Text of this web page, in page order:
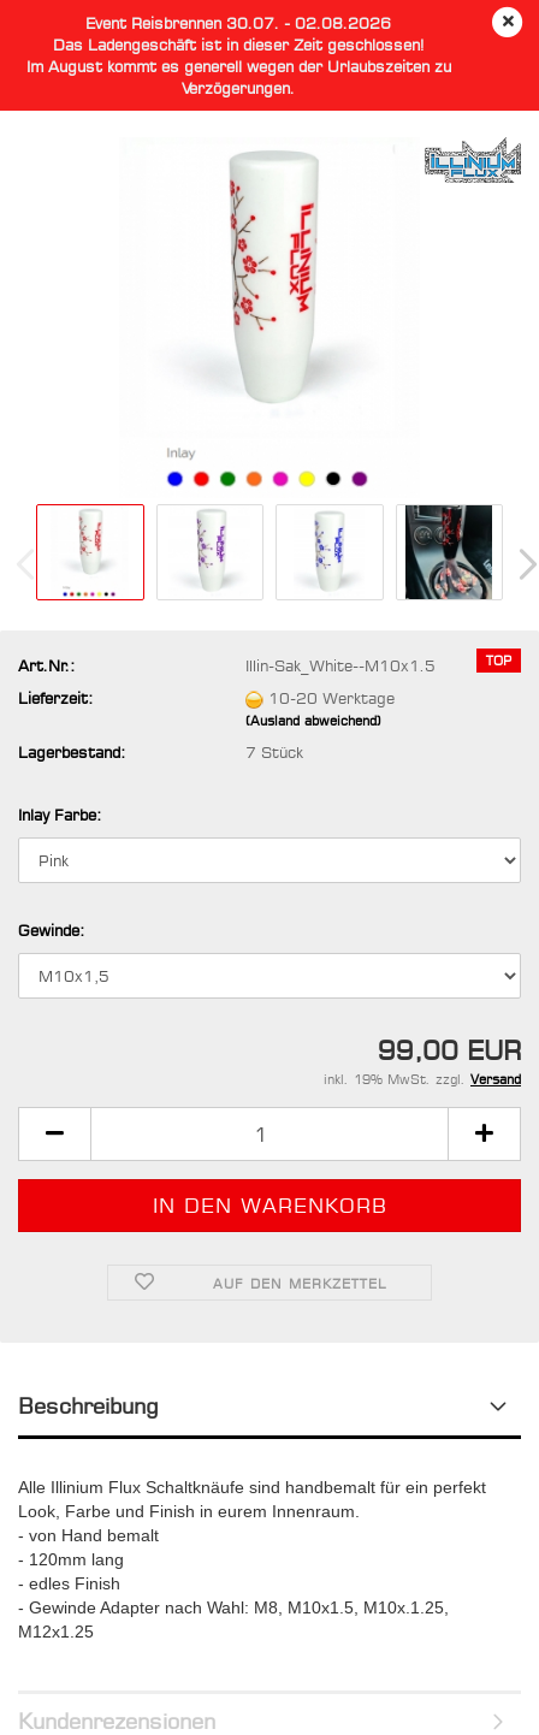
Event Reisbrennen 30.07. - 02.08.2026
Das Ladengeschäft ist in dieser Zeit geschlossen!
Im August kommt es generell wegen der Urlaubszeiten zu
Verzögerungen.
Sakura Shift Knob White 120mm Illinium Flux
TOP
Art.Nr.:
Illin-Sak_White--M10x1.5
Lieferzeit:
10-20 Werktage
(Ausland abweichend)
Lagerbestand: 7 Stück
Inlay Farbe:
Gewinde:
99,00 EUR
inkl. 19% MwSt. zzgl. Versand
AUF DEN MERKZETTEL
Beschreibung
Alle Illinium Flux Schaltknäufe sind handbemalt für ein perfekt
Look, Farbe und Finish in eurem Innenraum.
- von Hand bemalt
- 120mm lang
- edles Finish
- Gewinde Adapter nach Wahl: M8, M10x1.5, M10x.1.25,
M12x1.25
Kundenrezensionen